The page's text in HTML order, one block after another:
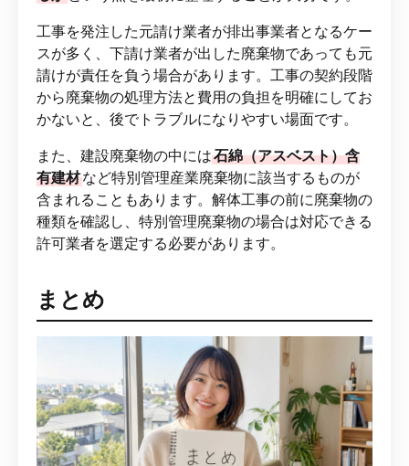
工事を発注した元請け業者が排出事業者となるケー
スが多く、下請け業者が出した廃棄物であっても元
請けが責任を負う場合があります。工事の契約段階
から廃棄物の処理方法と費用の負担を明確にしてお
かないと、後でトラブルになりやすい場面です。
また、建設廃棄物の中には石綿（アスベスト）含
有建材など特別管理産業廃棄物に該当するものが
含まれることもあります。解体工事の前に廃棄物の
種類を確認し、特別管理廃棄物の場合は対応できる
許可業者を選定する必要があります。
まとめ